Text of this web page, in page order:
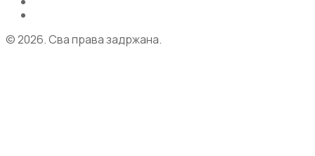
© 2026. Сва права задржана.